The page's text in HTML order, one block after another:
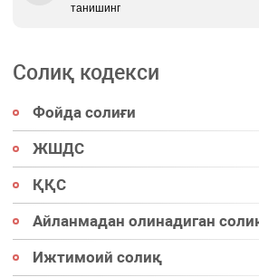
танишинг
Солиқ кодекси
Фойда солиғи
ЖШДС
ҚҚС
Айланмадан олинадиган
Ижтимоий солиқ